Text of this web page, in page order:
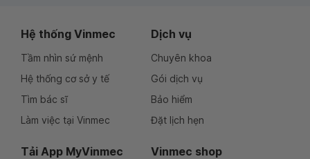
Hệ thống Vinmec
Tầm nhìn sứ mệnh
Hệ thống cơ sở y tế
Tìm bác sĩ
Làm việc tại Vinmec
Dịch vụ
Chuyên khoa
Gói dịch vụ
Bảo hiểm
Đặt lịch hẹn
Tải App MyVinmec Vinmec shop